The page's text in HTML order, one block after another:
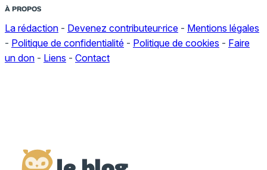
À PROPOS
La rédaction - Devenez contributeur·rice - Mentions légales
- Politique de confidentialité - Politique de cookies - Faire
un don - Liens - Contact